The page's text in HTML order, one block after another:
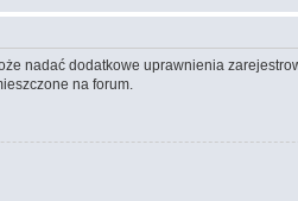
nadać dodatkowe uprawnienia
na forum.